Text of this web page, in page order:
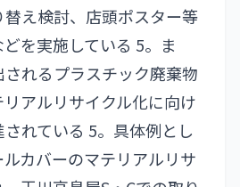
え検討、店頭ポスター等
を実施している 5。ま
れるプラスチック廃棄物
アルリサイクル化に向け
れている 5。具体例とし
カバーのマテリアルリサ